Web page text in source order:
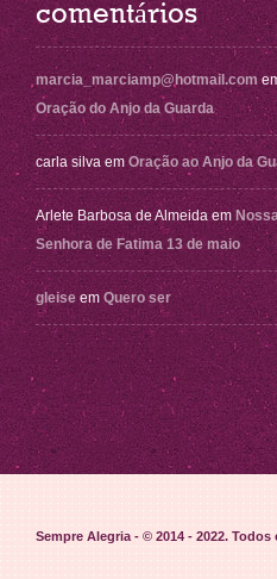
comentários
marcia_marciamp@hotmail.com
Oração do Anjo da Guarda
carla silva em Oração ao Anjo da
Arlete Barbosa de Almeida em
Senhora de Fatima 13 de maio
gleise em Quero ser
Sempre Alegria - © 2014 - 2022. Todos